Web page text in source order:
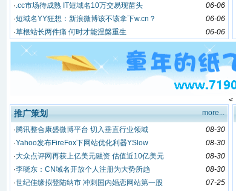
06-06
·.cc市场待成熟 IT短域名10万交易现苗头
06-06
·短域名YY狂想：新浪微博该不该拿下w.cn？
06-06
·草根站长两件痛 何时才能涅槃重生
<
more...
推广策划
08-30
·腾讯整合康盛微博平台 切入垂直行业领域
08-30
·Yahoo发布FireFox下网站优化利器YSlow
08-30
·大众点评网再获上亿美元融资 估值近10亿美元
08-30
·李晓东：CN域名开放个人注册为大势所趋
07-25
·世纪佳缘拟登陆纳市 冲刺国内婚恋网站第一股